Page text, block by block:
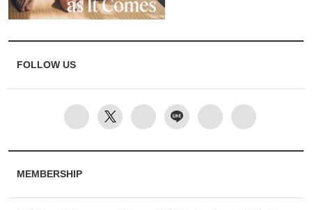
FOLLOW US
MEMBERSHIP